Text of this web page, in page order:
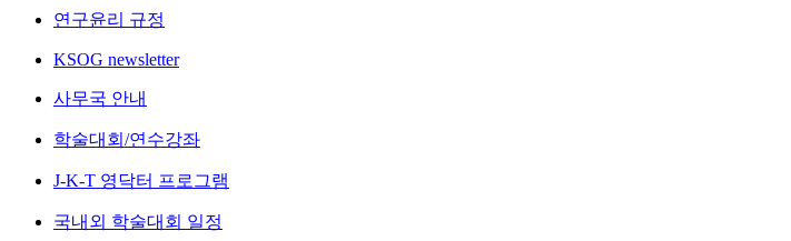
연구윤리 규정
KSOG newsletter
사무국 안내
학술대회/연수강좌
J-K-T 영닥터 프로그램
국내외 학술대회 일정